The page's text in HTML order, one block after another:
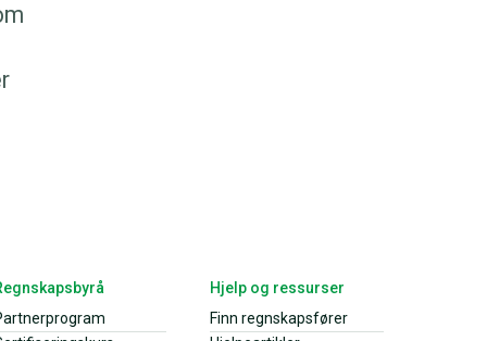
Hjelp og ressurser
Finn regnskapsfører